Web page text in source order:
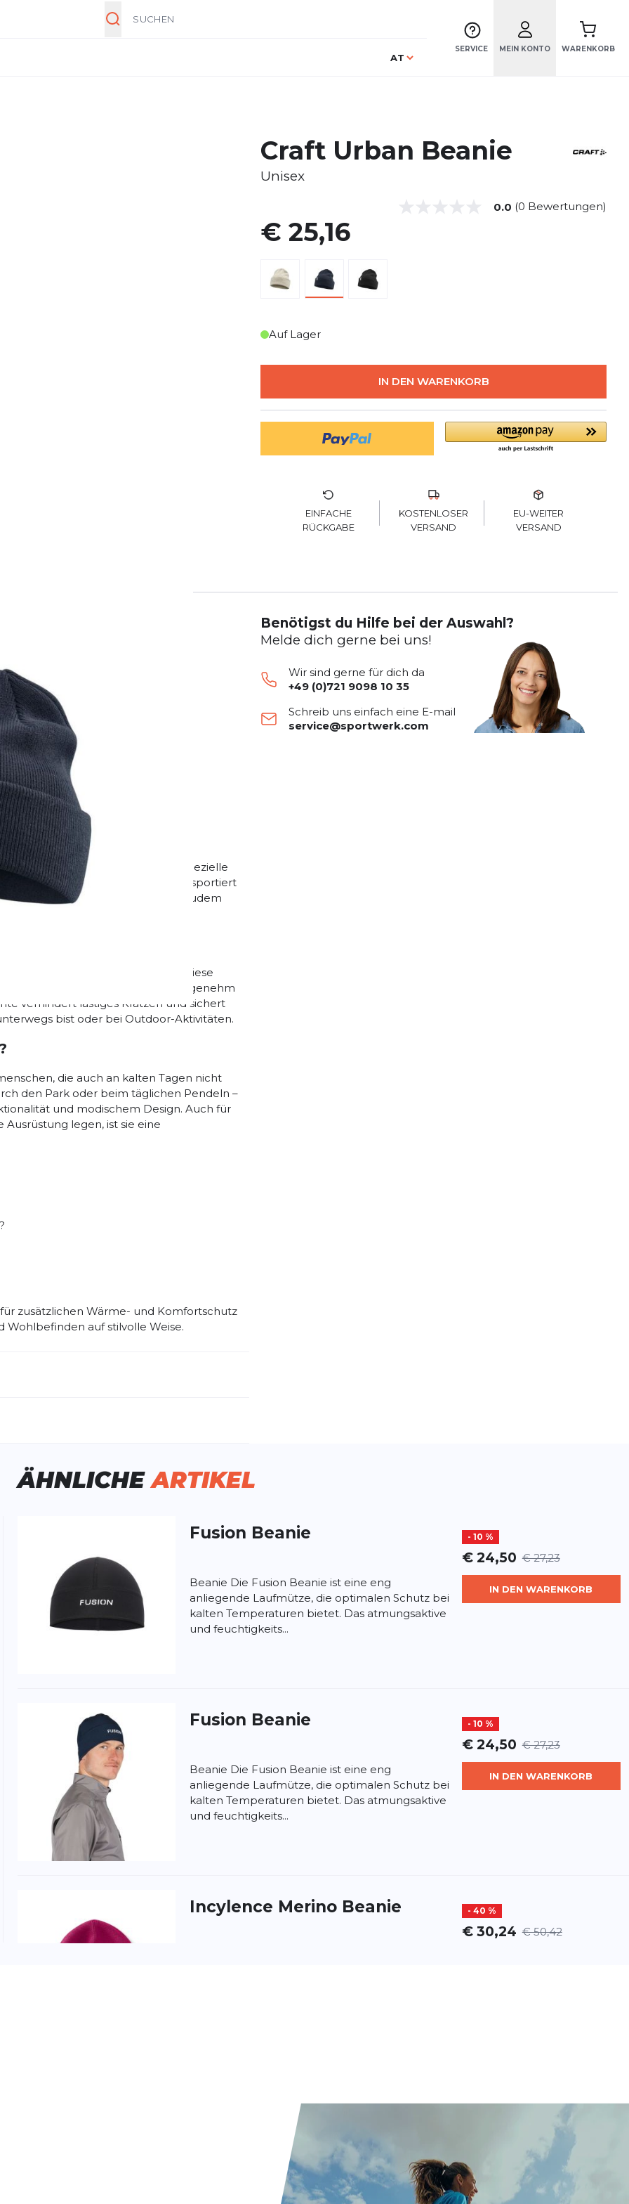
Sprache
AT
SERVICE MEIN KONTO WARENKORB
Craft Urban Beanie
Unisex
0.0 (0 Bewertungen)
€ 25,16
Auf Lager
IN DEN WARENKORB
EINFACHE
RÜCKGABE
KOSTENLOSER
VERSAND
EU-WEITER
VERSAND
Komfort
Strickware, die nicht nur
Atmungsaktivität bietet. Diese spezielle
schnell von der Haut wegtransportiert
Gewicht von nur 60 g ist sie zudem
ohne zu belasten.
nahezu jeder Kopfform an. Diese
Tragen nicht drückt oder unangenehm
verhindert lästiges Kratzen und sichert
bist oder bei Outdoor-Aktivitäten.
die auch an kalten Tagen nicht
den Park oder beim täglichen Pendeln –
und modischem Design. Auch für
legen, ist sie eine
zusätzlichen Wärme- und Komfortschutz
auf stilvolle Weise.
und Nutzungsbedingungen
Benötigst du Hilfe bei der Auswahl?
Melde dich gerne bei uns!
Wir sind gerne für dich da
+49 (0)721 9098 10 35
Schreib uns einfach eine E-mail
service@sportwerk.com
ÄHNLICHEARTIKEL
Fusion Beanie - 10 %
€ 24,50 € 27,23
Beanie Die Fusion Beanie ist eine eng
anliegende Laufmütze, die optimalen Schutz bei
kalten Temperaturen bietet. Das atmungsaktive
und feuchtigkeits...
IN DEN WARENKORB
Fusion Beanie - 10 %
€ 24,50 € 27,23
Beanie Die Fusion Beanie ist eine eng
anliegende Laufmütze, die optimalen Schutz bei
kalten Temperaturen bietet. Das atmungsaktive
und feuchtigkeits...
IN DEN WARENKORB
Incylence Merino Beanie - 40 %
€ 30,24 € 50,42
Die BUFF EcoStretch Beanie ist eine funktionale
Mütze für jede Jahreszeit. Hergestellt aus
recyceltem Polyester, überzeugt sie mit hoher
IN DEN WARENKORB